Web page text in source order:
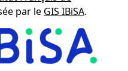
par le GIS IBiSA.